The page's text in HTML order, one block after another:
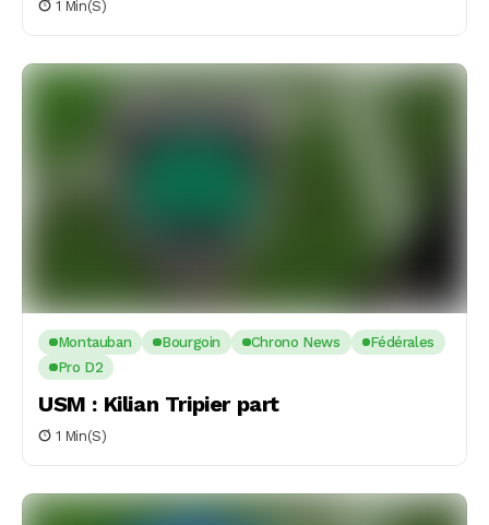
1 Min(s)
Montauban Bourgoin Chrono News
Fédérales
Pro D2
USM : Kilian Tripier part
1 Min(s)